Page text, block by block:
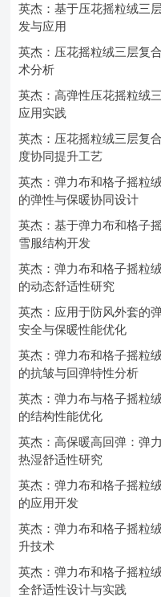
英杰：基于压花摇粒绒三
发与应用
英杰：压花摇粒绒三层复
术分析
英杰：高弹性压花摇粒绒
应用实践
英杰：压花摇粒绒三层复
度协同提升工艺
英杰：弹力布和格子摇粒
的弹性与保暖协同设计
英杰：基于弹力布和格子
雪服结构开发
英杰：弹力布和格子摇粒
的动态舒适性研究
英杰：应用于防风外套的
安全与保暖性能优化
英杰：弹力布和格子摇粒
的抗皱与回弹特性分析
英杰：弹力布与格子摇粒
的结构性能优化
英杰：高保暖高回弹：弹
热湿舒适性研究
英杰：弹力布和格子摇粒
的应用开发
英杰：弹力布和格子摇粒
升技术
英杰：弹力布和格子摇粒
全舒适性设计与实践